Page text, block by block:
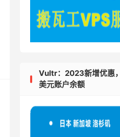
Vultr：2023新增优惠
美元账户余额